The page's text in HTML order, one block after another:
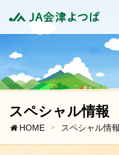
スペシャル情報
HOME スペシャル情報